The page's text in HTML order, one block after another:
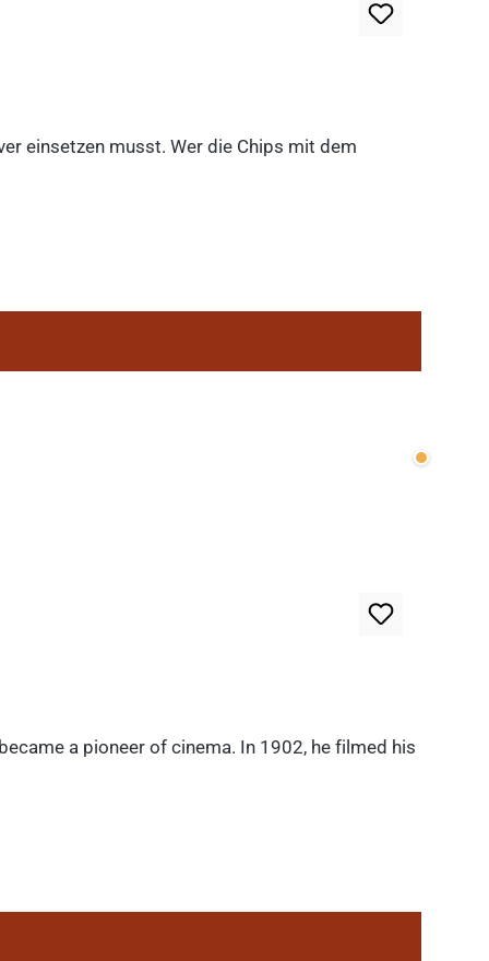
einsetzen musst. Wer die Chips mit dem
Wenige
a pioneer of cinema. In 1902, he filmed his